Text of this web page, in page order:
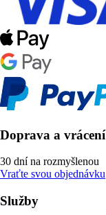
Doprava a vrácení
30 dní na rozmyšlenou
Vraťte svou objednávku
Služby